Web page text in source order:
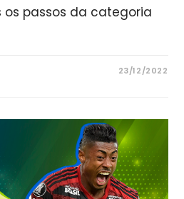
passos da categoria
23/12/2022